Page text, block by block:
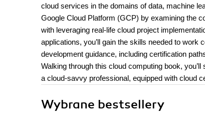
cloud services in the domains of data, machine
Google Cloud Platform (GCP) by examining the
with leveraging real-life cloud project
applications, you’ll gain the skills needed to
development guidance, including certification
Walking through this cloud computing book,
a cloud-savvy professional, equipped with cloud
Wybrane bestsellery